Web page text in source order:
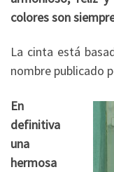
colores son
La cinta está
nombre publicado
En
definitiva
una
hermosa